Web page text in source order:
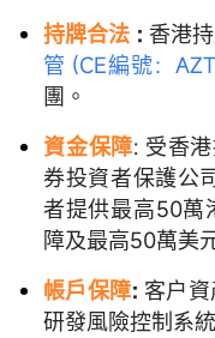
持牌合法 : 香港
管 (CE編號：
團。
資金保障: 受香
券投資者保護公
者提供最高50萬
障及最高50萬美
帳戶保障: 客户
研發風險控制系